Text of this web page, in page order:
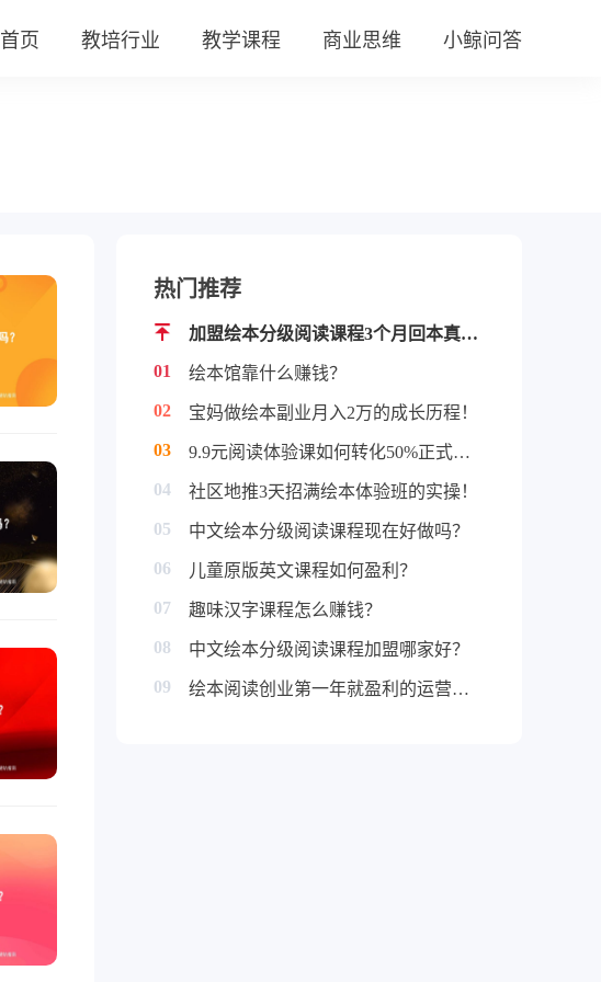
首页 教培行业 教学课程 商业思维 小鲸问答
热门推荐
加盟绘本分级阅读课程3个月回本真实案例！
01
绘本馆靠什么赚钱？
02
宝妈做绘本副业月入2万的成长历程！
03
9.9元阅读体验课如何转化50%正式学员！
04
社区地推3天招满绘本体验班的实操！
05
中文绘本分级阅读课程现在好做吗？
06
儿童原版英文课程如何盈利？
07
趣味汉字课程怎么赚钱？
08
中文绘本分级阅读课程加盟哪家好？
09
绘本阅读创业第一年就盈利的运营秘诀！